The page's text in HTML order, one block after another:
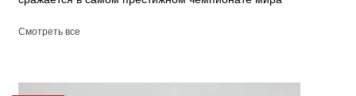
Смотреть все